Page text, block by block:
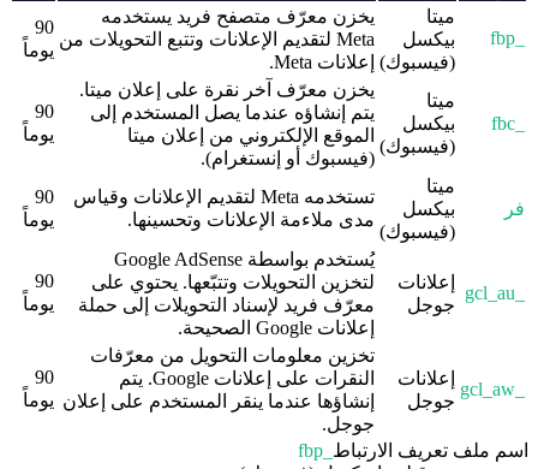
ميتا
بيكسل
(فيسبوك)
يخزن معرّف متصفح فريد يستخدمه
Meta لتقديم الإعلانات وتتبع التحويلات من
إعلانات Meta.
90
يوماً
ميتا
بيكسل
(فيسبوك)
يخزن معرّف آخر نقرة على إعلان ميتا.
يتم إنشاؤه عندما يصل المستخدم إلى
الموقع الإلكتروني من إعلان ميتا
(فيسبوك أو إنستغرام).
90
يوماً
فر
ميتا
بيكسل
(فيسبوك)
تستخدمه Meta لتقديم الإعلانات وقياس
مدى ملاءمة الإعلانات وتحسينها.
90
يوماً
إعلانات
جوجل
يُستخدم بواسطة Google AdSense
لتخزين التحويلات وتتبّعها. يحتوي على
معرّف فريد لإسناد التحويلات إلى حملة
إعلانات Google الصحيحة.
90
يوماً
إعلانات
جوجل
تخزين معلومات التحويل من معرّفات
النقرات على إعلانات Google. يتم
إنشاؤها عندما ينقر المستخدم على إعلان
جوجل.
90
يوماً
اسم ملف تعريف الارتباط